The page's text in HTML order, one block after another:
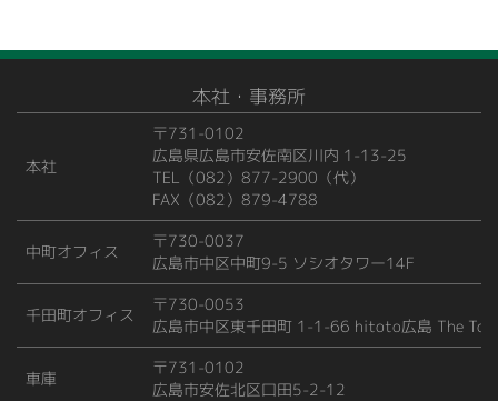
本社・事務所
本社
〒731-0102
広島県広島市安佐南区川内 1-13-25
TEL（082）877-2900（代）
FAX（082）879-4788
中町オフィス
〒730-0037
広島市中区中町9-5 ソシオタワー14F
千田町オフィス
〒730-0053
広島市中区東千田町 1-1-66 hitoto広島 The
車庫
〒731-0102
広島市安佐北区口田5-2-12